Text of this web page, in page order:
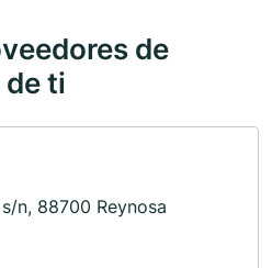
de
ti
n, 88700 Reynosa